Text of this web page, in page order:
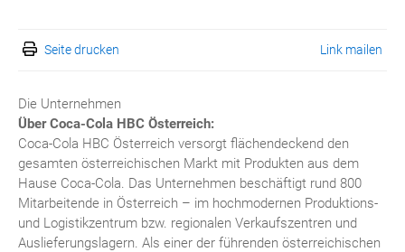
Seite drucken Link mailen
Die Unternehmen
Über Coca-Cola HBC Österreich:
Coca-Cola HBC Österreich versorgt flächendeckend den
gesamten österreichischen Markt mit Produkten aus dem
Hause Coca-Cola. Das Unternehmen beschäftigt rund 800
Mitarbeitende in Österreich – im hochmodernen Produktions-
und Logistikzentrum bzw. regionalen Verkaufszentren und
Auslieferungslagern. Als einer der führenden österreichischen